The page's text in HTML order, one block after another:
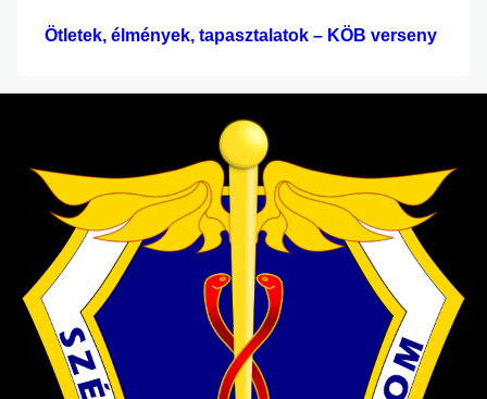
Ötletek, élmények, tapasztalatok – KÖB verseny